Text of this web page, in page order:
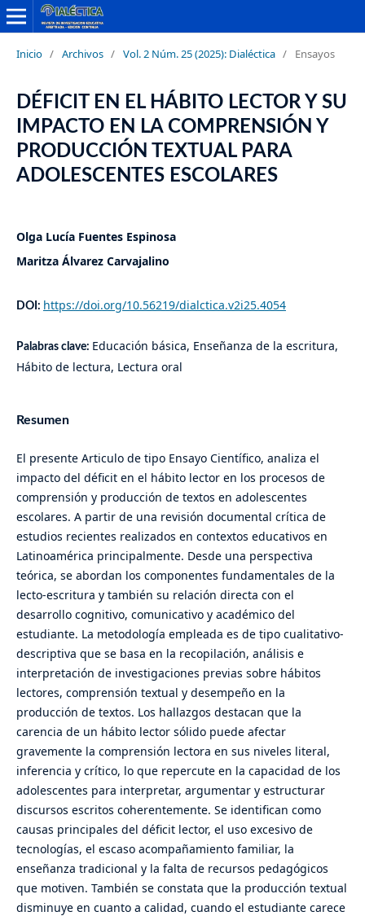
Inicio / Archivos / Vol. 2 Núm. 25 (2025): Dialéctica / Ensayos
DÉFICIT EN EL HÁBITO LECTOR Y SU
IMPACTO EN LA COMPRENSIÓN Y
PRODUCCIÓN TEXTUAL PARA
ADOLESCENTES ESCOLARES
Olga Lucía Fuentes Espinosa
Maritza Álvarez Carvajalino
DOI: https://doi.org/10.56219/dialctica.v2i25.4054
Palabras clave: Educación básica, Enseñanza de la escritura,
Hábito de lectura, Lectura oral
Resumen
El presente Articulo de tipo Ensayo Científico, analiza el
impacto del déficit en el hábito lector en los procesos de
comprensión y producción de textos en adolescentes
escolares. A partir de una revisión documental crítica de
estudios recientes realizados en contextos educativos en
Latinoamérica principalmente. Desde una perspectiva
teórica, se abordan los componentes fundamentales de la
lecto-escritura y también su relación directa con el
desarrollo cognitivo, comunicativo y académico del
estudiante. La metodología empleada es de tipo cualitativo-
descriptiva que se basa en la recopilación, análisis e
interpretación de investigaciones previas sobre hábitos
lectores, comprensión textual y desempeño en la
producción de textos. Los hallazgos destacan que la
carencia de un hábito lector sólido puede afectar
gravemente la comprensión lectora en sus niveles literal,
inferencia y crítico, lo que repercute en la capacidad de los
adolescentes para interpretar, argumentar y estructurar
discursos escritos coherentemente. Se identifican como
causas principales del déficit lector, el uso excesivo de
tecnologías, el escaso acompañamiento familiar, la
enseñanza tradicional y la falta de recursos pedagógicos
que motiven. También se constata que la producción textual
disminuye en cuanto a calidad, cuando el estudiante carece